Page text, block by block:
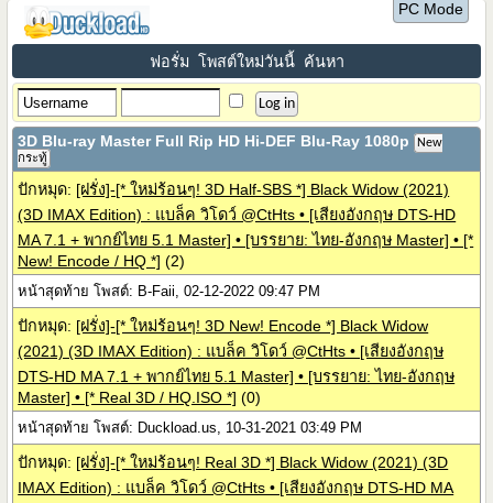
PC Mode
ฟอรั่ม โพสต์ใหม่วันนี้ ค้นหา
3D Blu-ray Master Full Rip HD Hi-DEF Blu-Ray 1080p New
กระทู้
ปักหมุด: [ฝรั่ง]-[* ใหม่ร้อนๆ! 3D Half-SBS *] Black Widow (2021)
(3D IMAX Edition) : แบล็ค วิโดว์ @CtHts • [เสียงอังกฤษ DTS-HD
MA 7.1 + พากย์ไทย 5.1 Master] • [บรรยาย: ไทย-อังกฤษ Master] • [*
New! Encode / HQ *] (2)
หน้าสุดท้าย โพสต์: B-Faii, 02-12-2022 09:47 PM
ปักหมุด: [ฝรั่ง]-[* ใหม่ร้อนๆ! 3D New! Encode *] Black Widow
(2021) (3D IMAX Edition) : แบล็ค วิโดว์ @CtHts • [เสียงอังกฤษ
DTS-HD MA 7.1 + พากย์ไทย 5.1 Master] • [บรรยาย: ไทย-อังกฤษ
Master] • [* Real 3D / HQ.ISO *] (0)
หน้าสุดท้าย โพสต์: Duckload.us, 10-31-2021 03:49 PM
ปักหมุด: [ฝรั่ง]-[* ใหม่ร้อนๆ! Real 3D *] Black Widow (2021) (3D
IMAX Edition) : แบล็ค วิโดว์ @CtHts • [เสียงอังกฤษ DTS-HD MA